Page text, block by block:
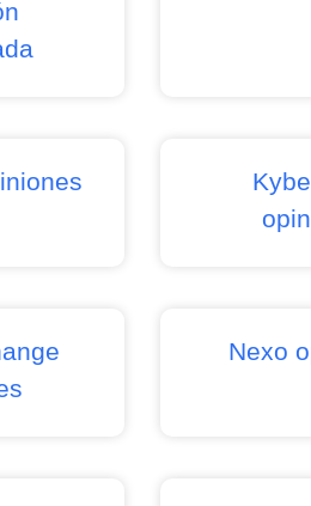
Nexo